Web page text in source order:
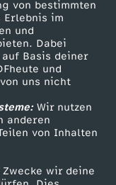
von bestimmten
im
und
Dabei
Basis deiner
und
uns nicht
Wir nutzen
anderen
von Inhalten
wir deine